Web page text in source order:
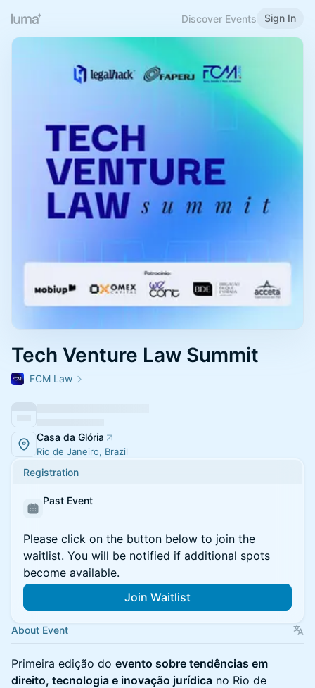
Discover Events Sign In
Tech Venture Law Summit
FCM Law
Casa da Glória
Rio de Janeiro, Brazil
Registration
Past Event
Please click on the button below to join the
waitlist. You will be notified if additional spots
become available.
Join Waitlist
About Event
Primeira edição do evento sobre tendências em
direito, tecnologia e inovação jurídica no Rio de